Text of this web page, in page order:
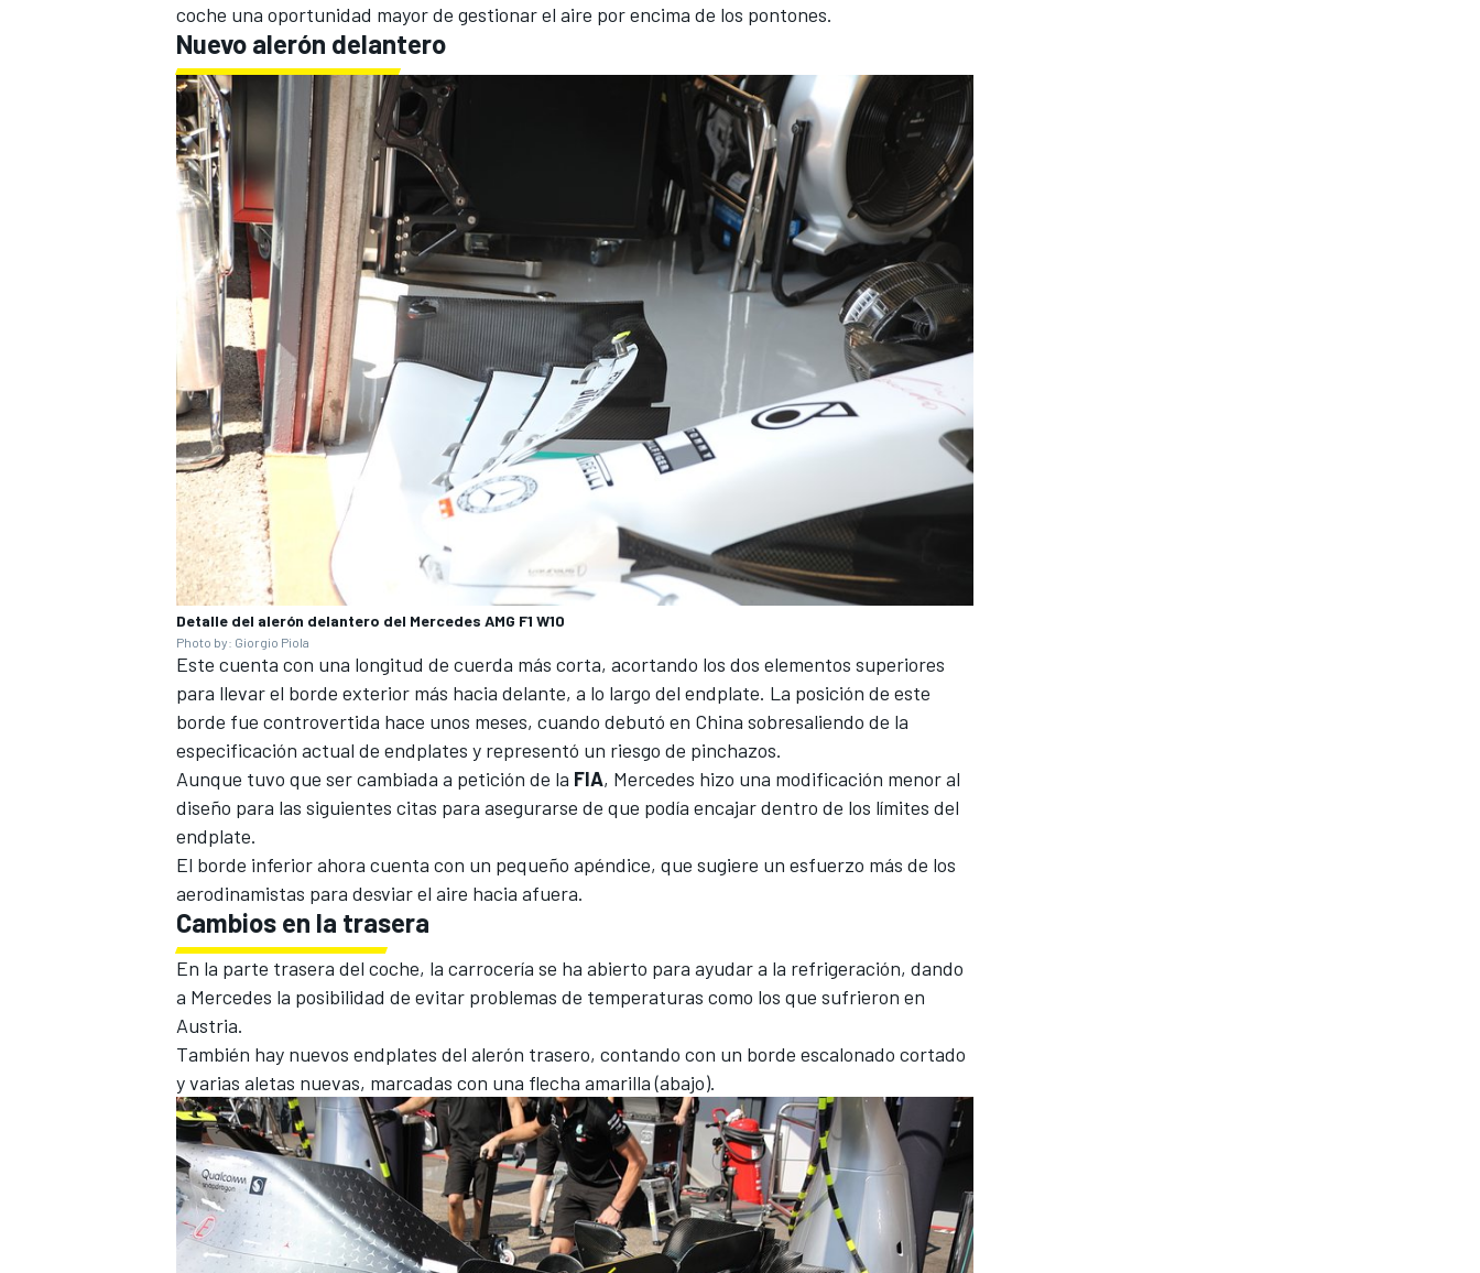
coche una oportunidad mayor de gestionar el aire por encima de los pontones.
Nuevo alerón delantero
Detalle del alerón delantero del Mercedes AMG F1 W10
Photo by: Giorgio Piola
Este cuenta con una longitud de cuerda más corta, acortando los dos elementos superiores
para llevar el borde exterior más hacia delante, a lo largo del endplate. La posición de este
borde fue controvertida hace unos meses, cuando debutó en China sobresaliendo de la
especificación actual de endplates y representó un riesgo de pinchazos.
Aunque tuvo que ser cambiada a petición de la FIA, Mercedes hizo una modificación menor al
diseño para las siguientes citas para asegurarse de que podía encajar dentro de los límites del
endplate.
El borde inferior ahora cuenta con un pequeño apéndice, que sugiere un esfuerzo más de los
aerodinamistas para desviar el aire hacia afuera.
Cambios en la trasera
En la parte trasera del coche, la carrocería se ha abierto para ayudar a la refrigeración, dando
a Mercedes la posibilidad de evitar problemas de temperaturas como los que sufrieron en
Austria.
También hay nuevos endplates del alerón trasero, contando con un borde escalonado cortado
y varias aletas nuevas, marcadas con una flecha amarilla (abajo).